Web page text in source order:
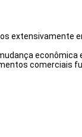
extensivamente
econômica
comerciais